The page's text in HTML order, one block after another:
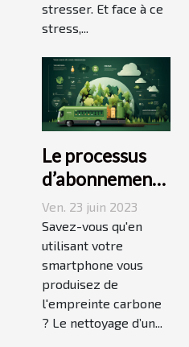
stresser. Et face à ce
stress,...
Le processus
d’abonnement
et de réduction
de votre
empreinte
carbone avec
un forfait
mobile
Ven. 23 juin 2023
Savez-vous qu'en
utilisant votre
smartphone vous
produisez de
l'empreinte carbone
? Le nettoyage d’un...